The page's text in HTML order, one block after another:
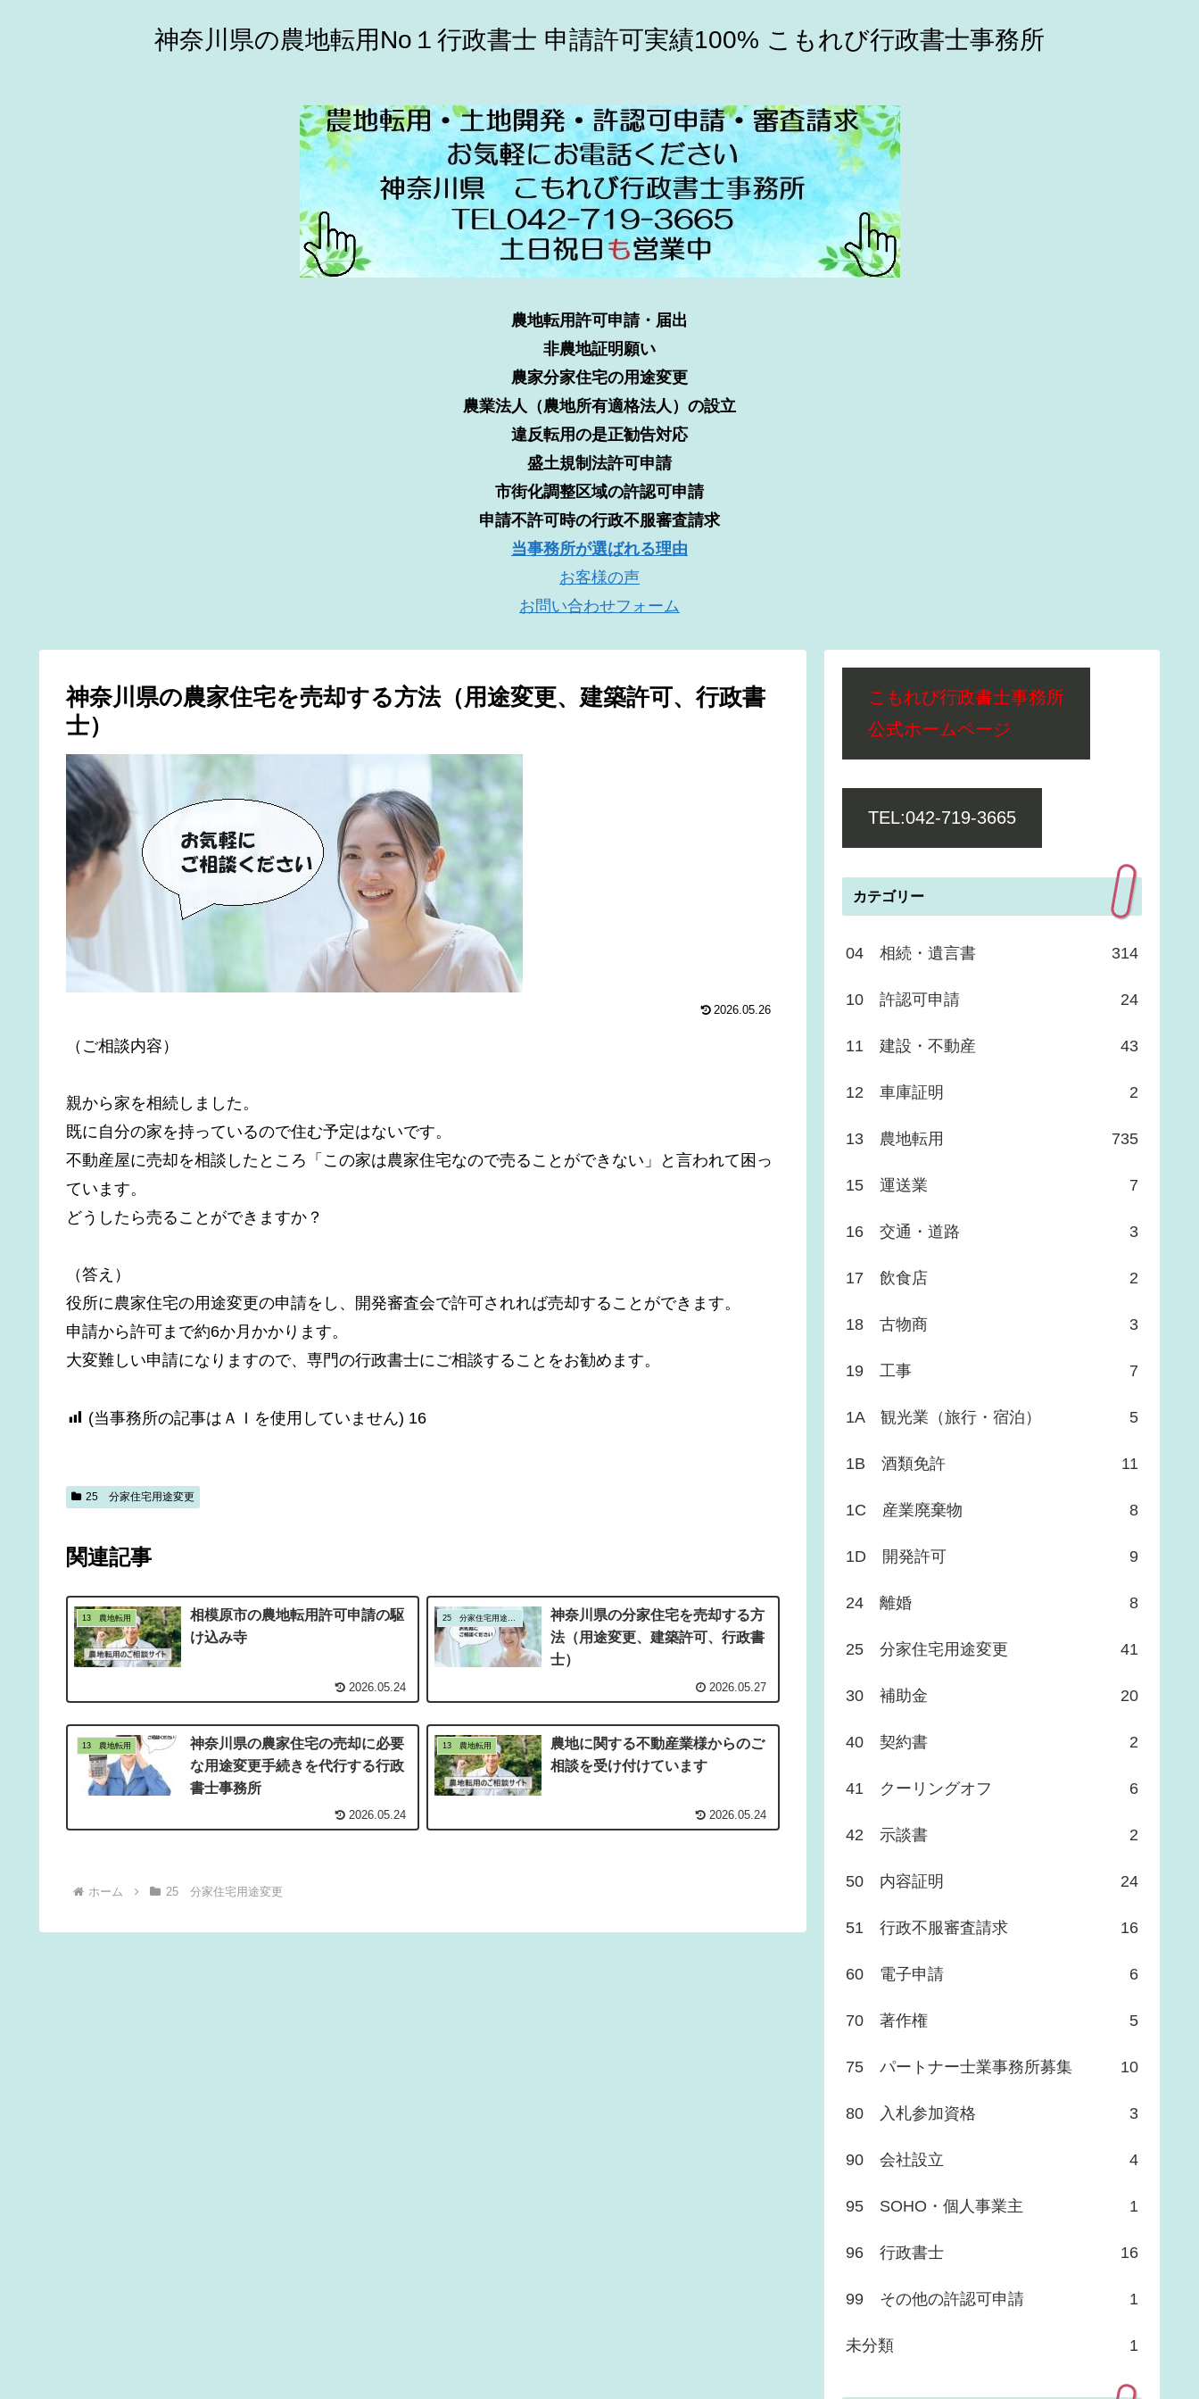
神奈川県の農地転用No１行政書士 申請許可実績100% こもれび行政書士事務所
農地転用許可申請・届出
非農地証明願い
農家分家住宅の用途変更
農業法人（農地所有適格法人）の設立
違反転用の是正勧告対応
盛土規制法許可申請
市街化調整区域の許認可申請
申請不許可時の行政不服審査請求
当事務所が選ばれる理由
お客様の声
お問い合わせフォーム
神奈川県の農家住宅を売却する方法（用途変更、建築許可、行政書
士）
2026.05.26
（ご相談内容）
親から家を相続しました。
既に自分の家を持っているので住む予定はないです。
不動産屋に売却を相談したところ「この家は農家住宅なので売ることができない」と言われて困っ
ています。
どうしたら売ることができますか？
（答え）
役所に農家住宅の用途変更の申請をし、開発審査会で許可されれば売却することができます。
申請から許可まで約6か月かかります。
大変難しい申請になりますので、専門の行政書士にご相談することをお勧めます。
(当事務所の記事はＡＩを使用していません) 16
25 分家住宅用途変更
関連記事
13 農地転用
相模原市の農地転用許可申請の駆
け込み寺
2026.05.24
25 分家住宅用途変更
神奈川県の分家住宅を売却する方
法（用途変更、建築許可、行政書
士）
2026.05.27
13 農地転用
神奈川県の農家住宅の売却に必要
な用途変更手続きを代行する行政
書士事務所
2026.05.24
13 農地転用
農地に関する不動産業様からのご
相談を受け付けています
2026.05.24
ホーム 25 分家住宅用途変更
こもれび行政書士事務所
公式ホームページ
TEL:042-719-3665
カテゴリー
04 相続・遺言書 314
10 許認可申請 24
11 建設・不動産 43
12 車庫証明 2
13 農地転用 735
15 運送業 7
16 交通・道路 3
17 飲食店 2
18 古物商 3
19 工事 7
1A 観光業（旅行・宿泊） 5
1B 酒類免許 11
1C 産業廃棄物 8
1D 開発許可 9
24 離婚 8
25 分家住宅用途変更 41
30 補助金 20
40 契約書 2
41 クーリングオフ 6
42 示談書 2
50 内容証明 24
51 行政不服審査請求 16
60 電子申請 6
70 著作権 5
75 パートナー士業事務所募集 10
80 入札参加資格 3
90 会社設立 4
95 SOHO・個人事業主 1
96 行政書士 16
99 その他の許認可申請 1
未分類 1